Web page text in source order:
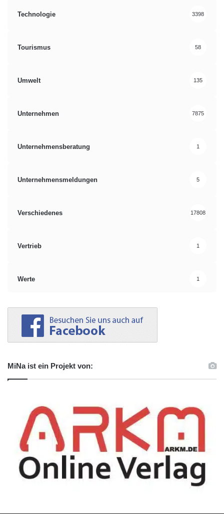
Technologie 3398
Tourismus 58
Umwelt 135
Unternehmen 7875
Unternehmensberatung 1
Unternehmensmeldungen 5
Verschiedenes 17808
Vertrieb 1
Werte 1
MiNa ist ein Projekt von: